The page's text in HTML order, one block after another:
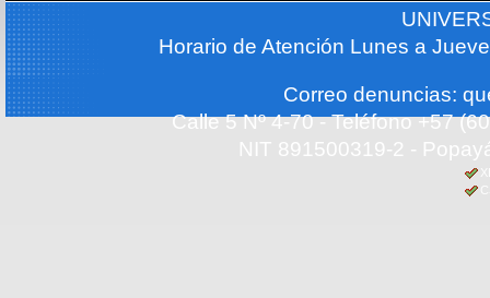
Horario de Atención Lunes a
Correo denuncias:
Calle 5 Nº 4-70 - Teléfono +57
NIT 891500319-2 -